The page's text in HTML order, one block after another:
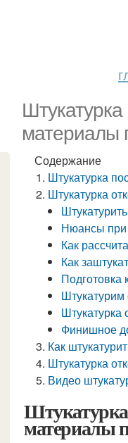
материалы
Содержание
Штукатурка
Штукатурка
Нюансы при
Как
Как
Подготовка
Штукатурим
Штукатурка
Финишное
Как
Штукатурка
Видео
Штукатурка
материалы